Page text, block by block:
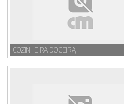
COZINHEIRA DOCEIRA,